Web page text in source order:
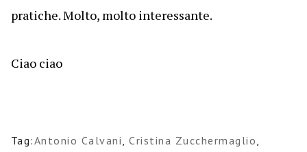
pratiche. Molto, molto interessante.
Ciao ciao
Tag:Antonio Calvani,Cristina Zucchermaglio,